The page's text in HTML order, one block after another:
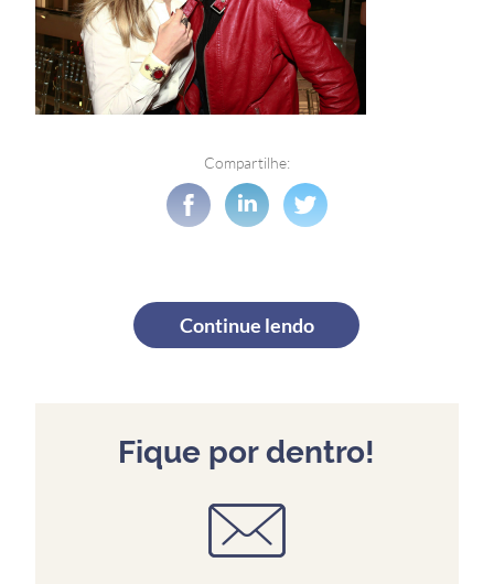
Compartilhe:
Continue lendo
Fique por dentro!